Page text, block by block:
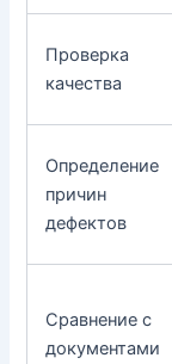
Проверка
качества
Определение
причин
дефектов
Сравнение с
документами